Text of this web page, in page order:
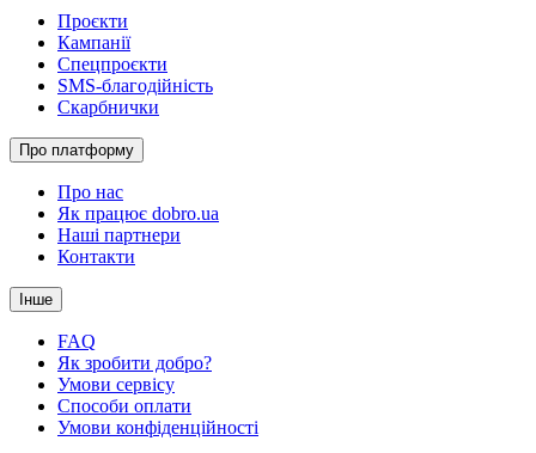
Проєкти
Кампанії
Спецпроєкти
SMS-благодійність
Скарбнички
Про платформу
Про нас
Як працює dobro.ua
Наші партнери
Контакти
Інше
FAQ
Як зробити добро?
Умови сервісу
Способи оплати
Умови конфіденційності